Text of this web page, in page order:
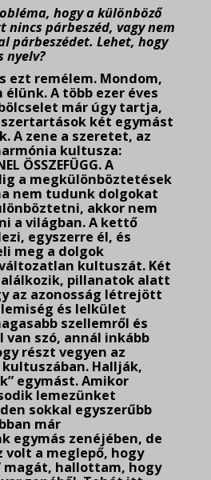
hogy a különböző
párbeszéd, vagy nem
párbeszédet. Lehet, hogy
nyelv?
ezt remélem. Mondom,
A több ezer éves
már úgy tartja,
szertartások két egymást
A zene a szeretet, az
kultusza:
ÖSSZEFÜGG. A
a megkülönböztetések
nem tudunk dolgokat
akkor nem
a világban. A kettő
egyszerre él, és
meg a dolgok
kultuszát. Két
pillanatok alatt
az azonosság létrejött
és lelkület
szellemről és
van szó, annál inkább
részt vegyen az
Hallják,
egymást. Amikor
lemezünket
sokkal egyszerűbb
már
egymás zenéjében, de
volt a meglepő, hogy
magát, hallottam, hogy